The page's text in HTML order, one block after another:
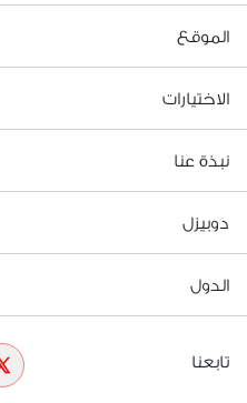
الموقع
الاختيارات
نبذة عنا
دوبيزل
الدول
تابعنا